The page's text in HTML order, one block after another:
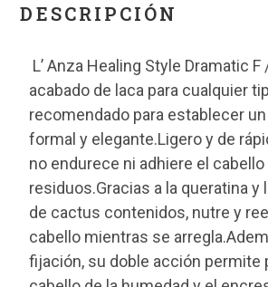
DESCRIPCIÓN
L’ Anza Healing Style Dramatic F
acabado de laca para cualquier
recomendado para establecer
formal y elegante.Ligero y de
no endurece ni adhiere el
residuos.Gracias a la queratina
de cactus contenidos, nutre y
cabello mientras se
fijación, su doble acción permite